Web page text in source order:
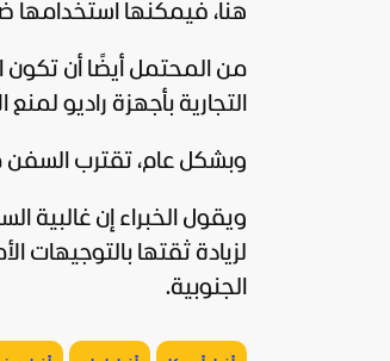
هنا، فيمكنها استخدامها
من المحتمل أيضًا أن تكون
التجارية بأجهزة راديو
وبشكل عام، تقترب السفن
ويقول الخبراء إن
لزيادة ثقتها بالتوجيهات
الجنوبية.